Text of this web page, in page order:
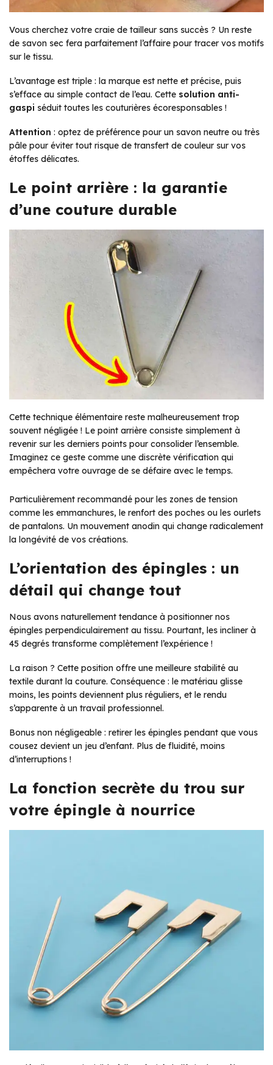
Vous cherchez votre craie de tailleur sans succès ? Un reste
de savon sec fera parfaitement l’affaire pour tracer vos motifs
sur le tissu.
L’avantage est triple : la marque est nette et précise, puis
s’efface au simple contact de l’eau. Cette solution anti-
gaspi séduit toutes les couturières écoresponsables !
Attention : optez de préférence pour un savon neutre ou très
pâle pour éviter tout risque de transfert de couleur sur vos
étoffes délicates.
Le point arrière : la garantie
d’une couture durable
Cette technique élémentaire reste malheureusement trop
souvent négligée ! Le point arrière consiste simplement à
revenir sur les derniers points pour consolider l’ensemble.
Imaginez ce geste comme une discrète vérification qui
empêchera votre ouvrage de se défaire avec le temps.
Particulièrement recommandé pour les zones de tension
comme les emmanchures, le renfort des poches ou les ourlets
de pantalons. Un mouvement anodin qui change radicalement
la longévité de vos créations.
L’orientation des épingles : un
détail qui change tout
Nous avons naturellement tendance à positionner nos
épingles perpendiculairement au tissu. Pourtant, les incliner à
45 degrés transforme complètement l’expérience !
La raison ? Cette position offre une meilleure stabilité au
textile durant la couture. Conséquence : le matériau glisse
moins, les points deviennent plus réguliers, et le rendu
s’apparente à un travail professionnel.
Bonus non négligeable : retirer les épingles pendant que vous
cousez devient un jeu d’enfant. Plus de fluidité, moins
d’interruptions !
La fonction secrète du trou sur
votre épingle à nourrice